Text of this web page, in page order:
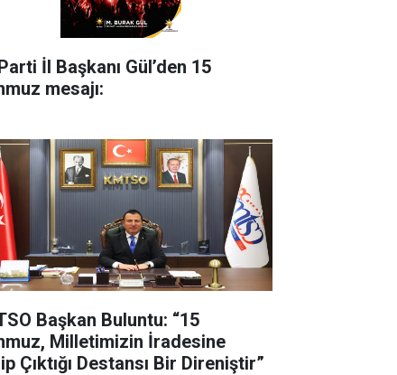
İl Başkanı Gül’den 15
mesajı:
Başkan Buluntu: “15
Milletimizin İradesine
Çıktığı Destansı Bir Direniştir”